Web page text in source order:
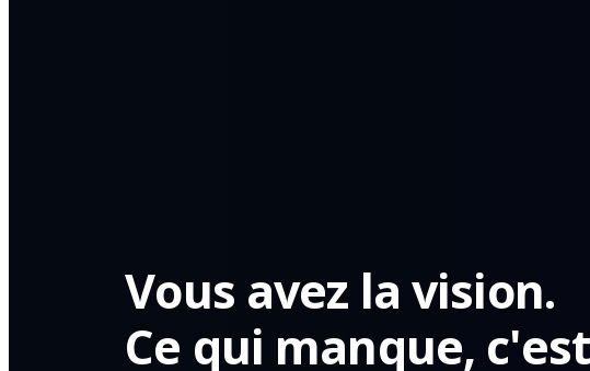
Vous avez la vision.
Ce qui manque,